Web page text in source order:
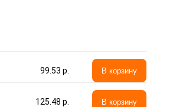
99.53 p. В корзину
125.48 p. В корзину